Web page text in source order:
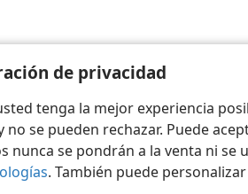
de privacidad
tenga la mejor experiencia
no se pueden rechazar. Puede
nunca se pondrán a la venta ni se
. También puede
© 2026 Watch Tower Bible and Tract